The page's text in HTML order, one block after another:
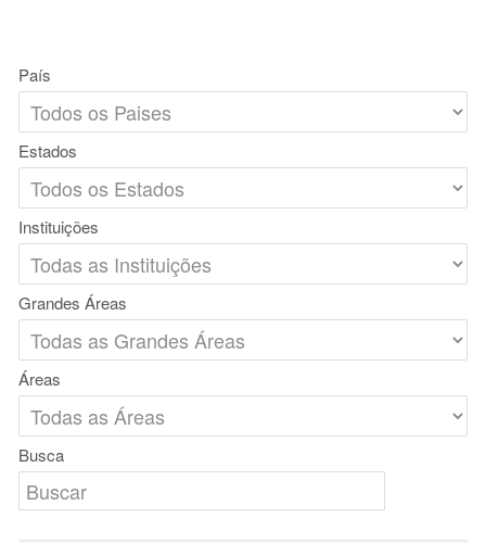
País
Estados
Instituições
Grandes Áreas
Áreas
Busca